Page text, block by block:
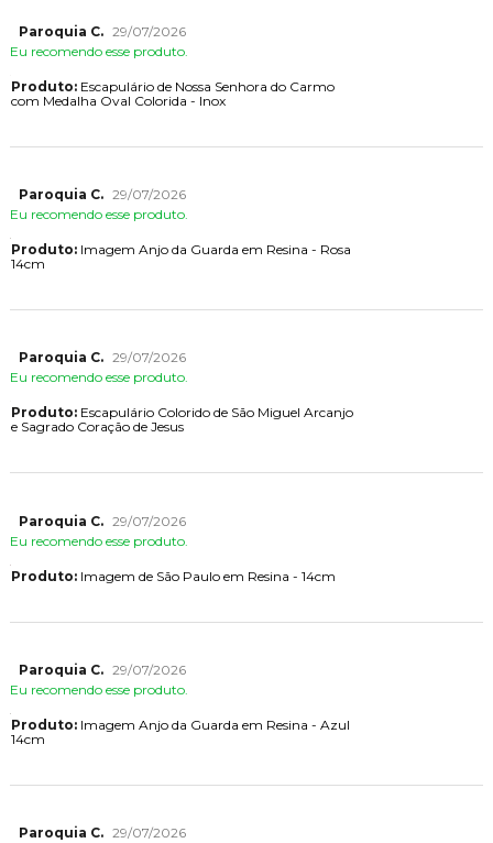
Paroquia C. 29/07/2026
Eu recomendo esse produto.
Produto:Escapulário de Nossa Senhora do Carmo
com Medalha Oval Colorida - Inox
Paroquia C. 29/07/2026
Eu recomendo esse produto.
Produto:Imagem Anjo da Guarda em Resina - Rosa
14cm
Paroquia C. 29/07/2026
Eu recomendo esse produto.
Produto:Escapulário Colorido de São Miguel Arcanjo
e Sagrado Coração de Jesus
Paroquia C. 29/07/2026
Eu recomendo esse produto.
Produto:Imagem de São Paulo em Resina - 14cm
Paroquia C. 29/07/2026
Eu recomendo esse produto.
Produto:Imagem Anjo da Guarda em Resina - Azul
14cm
Paroquia C. 29/07/2026